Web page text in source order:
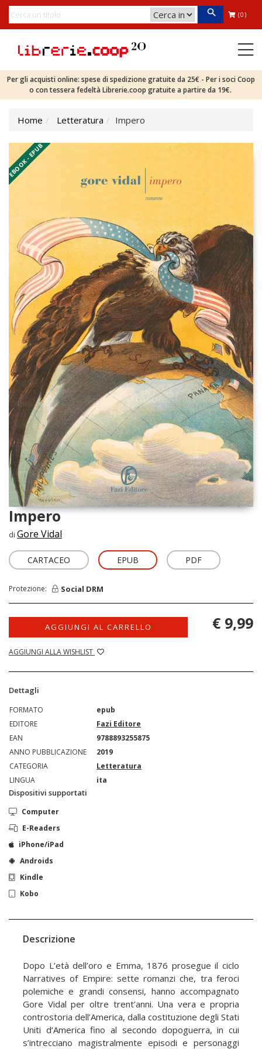
(0)
Per gli acquisti online: spese di spedizione gratuite da 25€ - Per i soci Coop
o con tessera fedeltà Librerie.coop gratuite a partire da 19€.
Home Letteratura Impero
EBOOK - EPUB
Impero
di Gore Vidal
CARTACEO EPUB PDF
Protezione: Social DRM
AGGIUNGI AL CARRELLO
AGGIUNGI ALLA WISHLIST
€ 9,99
Dettagli
FORMATO
epub
EDITORE
Fazi Editore
EAN
9788893255875
ANNO PUBBLICAZIONE
2019
CATEGORIA
Letteratura
LINGUA
ita
Dispositivi supportati
Computer
E-Readers
iPhone/iPad
Androids
Kindle
Kobo
Descrizione
Dopo L’età dell’oro e Emma, 1876 prosegue il ciclo
Narratives of Empire: sette romanzi che, tra feroci
polemiche e grandi consensi, hanno accompagnato
Gore Vidal per oltre trent’anni. Una vera e propria
controstoria dell’America, dalla costituzione degli Stati
Uniti d’America fino al secondo dopoguerra, in cui
s’intrecciano magistralmente episodi e personaggi